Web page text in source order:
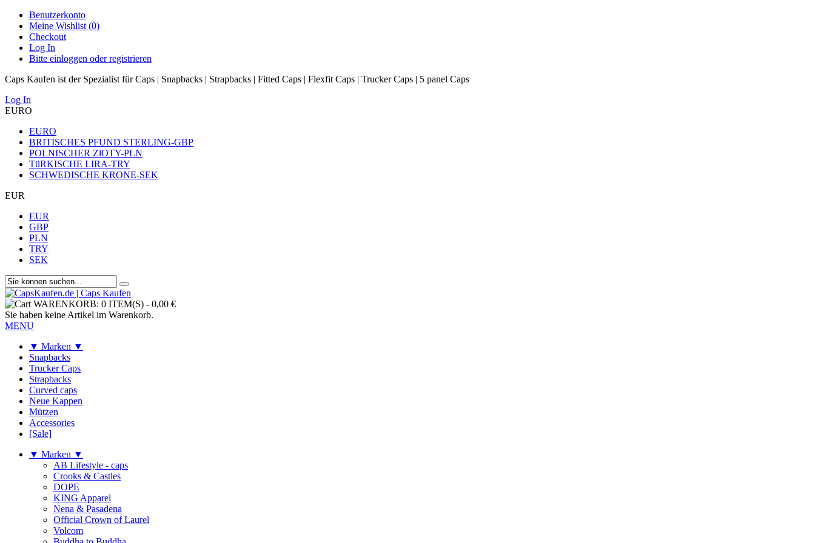
Benutzerkonto
Meine Wishlist (0)
Checkout
Log In
Bitte einloggen oder registrieren
Caps Kaufen ist der Spezialist für Caps | Snapbacks | Strapbacks | Fitted Caps | Flexfit Caps | Trucker Caps | 5 panel Caps
Log In
EURO
EURO
BRITISCHES PFUND STERLING-GBP
POLNISCHER ZłOTY-PLN
TüRKISCHE LIRA-TRY
SCHWEDISCHE KRONE-SEK
EUR
EUR
GBP
PLN
TRY
SEK
WARENKORB: 0 ITEM(S) - 0,00 €
Sie haben keine Artikel im Warenkorb.
MENU
▼ Marken ▼
Snapbacks
Trucker Caps
Strapbacks
Curved caps
Neue Kappen
Mützen
Accessories
[Sale]
▼ Marken ▼
AB Lifestyle - caps
Crooks & Castles
DOPE
KING Apparel
Nena & Pasadena
Official Crown of Laurel
Volcom